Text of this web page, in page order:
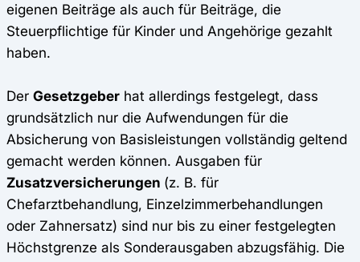
eigenen Beiträge als auch für Beiträge, die
Steuerpflichtige für Kinder und Angehörige gezahlt
haben.
Der Gesetzgeber hat allerdings festgelegt, dass
grundsätzlich nur die Aufwendungen für die
Absicherung von Basisleistungen vollständig geltend
gemacht werden können. Ausgaben für
Zusatzversicherungen (z. B. für
Chefarztbehandlung, Einzelzimmerbehandlungen
oder Zahnersatz) sind nur bis zu einer festgelegten
Höchstgrenze als Sonderausgaben abzugsfähig. Die